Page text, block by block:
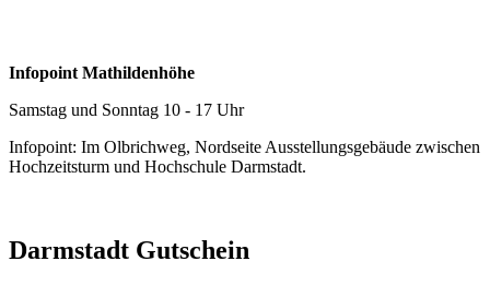
Infopoint Mathildenhöhe
Samstag und Sonntag 10 - 17 Uhr
Infopoint: Im Olbrichweg, Nordseite Ausstellungsgebäude zwischen
Hochzeitsturm und Hochschule Darmstadt.
Darmstadt Gutschein